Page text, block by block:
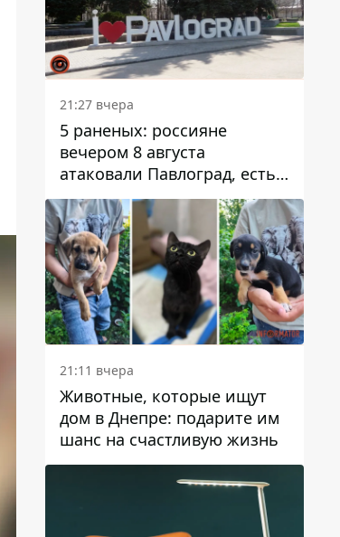
21:27 вчера
5 раненых: россияне
вечером 8 августа
атаковали Павлоград, есть
возгорание
21:11 вчера
Животные, которые ищут
дом в Днепре: подарите им
шанс на счастливую жизнь